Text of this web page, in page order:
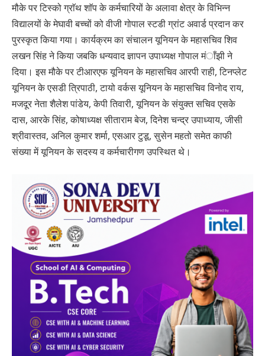
मौके पर टिस्को ग्राॅथ शाॅप के कर्मचारियों के अलावा क्षेत्र के विभिन्न
विद्यालयों के मेघावी बच्चों को वीजी गोपाल स्टडी ग्रांट अवार्ड प्रदान कर
पुरस्कृत किया गया। कार्यक्रम का संचालन यूनियन के महासचिव शिव
लखन सिंह ने किया जबकि धन्यवाद ज्ञापन उपाध्यक्ष गोपाल मंाँझी ने
दिया। इस मौके पर टीआरएफ यूनियन के महासचिव आरपी राही, टिनप्लेट
यूनियन के एसडी त्रिपाठी, टायो वर्कस यूनियन के महासचिव विनोद राय,
मजदूर नेता शैलेश पांडेय, केपी तिवारी, यूनियन के संयुक्त सचिव एसके
दास, आरके सिंह, कोषाध्यक्ष सीताराम बेज, दिनेश चन्द्र उपाध्याय, जीसी
श्रीवास्तव, अनिल कुमार शर्मा, एसआर टुडू, सुसेन महतो समेत काफी
संख्या में यूनियन के सदस्य व कर्मचारीगण उपस्थित थे।